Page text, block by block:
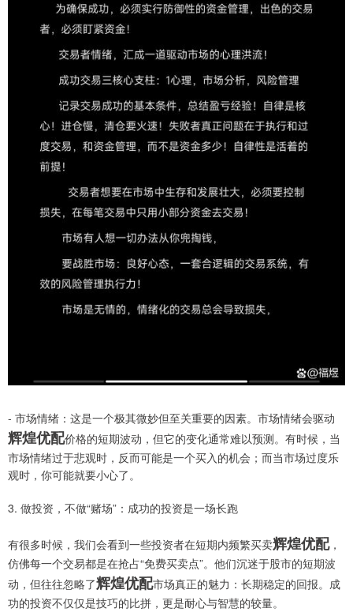
- 市场情绪：这是一个极其微妙但至关重要的因素。市场情绪会驱动
辉煌优配价格的短期波动，但它的变化通常难以预测。有时候，当
市场情绪过于悲观时，反而可能是一个买入的机会；而当市场过度乐
观时，你可能就要小心了。
3. 做投资，不做“赌场”：成功的投资是一场长跑
有很多时候，我们会看到一些投资者在短期内频繁买卖辉煌优配，
仿佛每一个交易都是在抢占“免费买卖点”。他们沉迷于股市的短期波
动，但往往忽略了辉煌优配市场真正的魅力：长期稳定的回报。成
功的投资不仅仅是技巧的比拼，更是耐心与智慧的较量。